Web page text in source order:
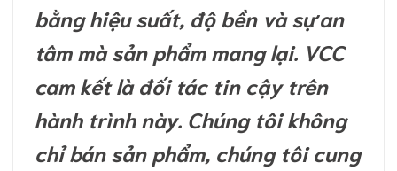
bằng hiệu suất, độ bền và sự an
tâm mà sản phẩm mang lại. VCC
cam kết là đối tác tin cậy trên
hành trình này. Chúng tôi không
chỉ bán sản phẩm, chúng tôi cung